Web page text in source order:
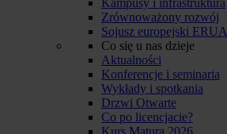
Zrównoważony rozwój
Sojusz europejski ERUA
Co się u nas dzieje
Aktualności
Konferencje i seminaria
Wykłady i spotkania
Drzwi Otwarte
Co po licencjacie?
Kurs Matura 2026